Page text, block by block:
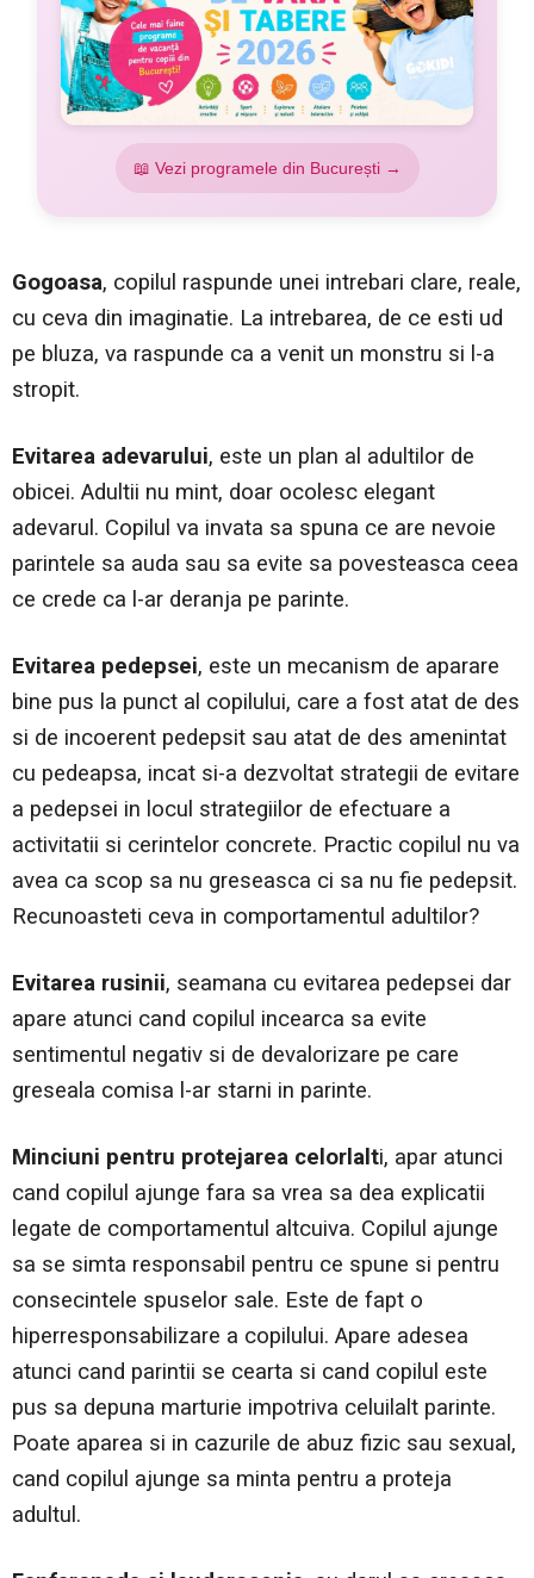
📖 Vezi programele din București →
Gogoasa, copilul raspunde unei intrebari clare, reale,
cu ceva din imaginatie. La intrebarea, de ce esti ud
pe bluza, va raspunde ca a venit un monstru si l-a
stropit.
Evitarea adevarului, este un plan al adultilor de
obicei. Adultii nu mint, doar ocolesc elegant
adevarul. Copilul va invata sa spuna ce are nevoie
parintele sa auda sau sa evite sa povesteasca ceea
ce crede ca l-ar deranja pe parinte.
Evitarea pedepsei, este un mecanism de aparare
bine pus la punct al copilului, care a fost atat de des
si de incoerent pedepsit sau atat de des amenintat
cu pedeapsa, incat si-a dezvoltat strategii de evitare
a pedepsei in locul strategiilor de efectuare a
activitatii si cerintelor concrete. Practic copilul nu va
avea ca scop sa nu greseasca ci sa nu fie pedepsit.
Recunoasteti ceva in comportamentul adultilor?
Evitarea rusinii, seamana cu evitarea pedepsei dar
apare atunci cand copilul incearca sa evite
sentimentul negativ si de devalorizare pe care
greseala comisa l-ar starni in parinte.
Minciuni pentru protejarea celorlalti, apar atunci
cand copilul ajunge fara sa vrea sa dea explicatii
legate de comportamentul altcuiva. Copilul ajunge
sa se simta responsabil pentru ce spune si pentru
consecintele spuselor sale. Este de fapt o
hiperresponsabilizare a copilului. Apare adesea
atunci cand parintii se cearta si cand copilul este
pus sa depuna marturie impotriva celuilalt parinte.
Poate aparea si in cazurile de abuz fizic sau sexual,
cand copilul ajunge sa minta pentru a proteja
adultul.